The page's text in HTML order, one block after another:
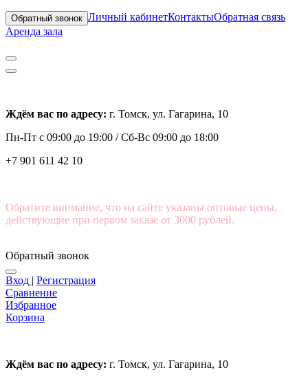
Обратный звонок Личный кабинетКонтактыОбратная связь
Аренда зала
Ждём вас по адресу: г. Томск, ул. Гагарина, 10
Пн-Пт с 09:00 до 19:00 /Сб-Вс 09:00 до 18:00
+7 901 611 42 10
Обратите внимание, что на сайте указаны оптовые цены,
действующие при первом заказе от 3000 рублей.
Обратный звонок
Вход | Регистрация
Сравнение
Избранное
Корзина
Ждём вас по адресу: г. Томск, ул. Гагарина, 10